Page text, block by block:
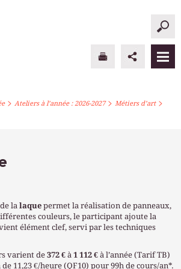
PARIS ATELIERS
ATELIERS À L’ANNÉE
INFOS PRATIQUES
> Ateliers à l’année : 2026-2027> Métiers d’art>
la laque permet la réalisation de panneaux,
couleurs, le participant ajoute la
élément clef, servi par les techniques
varient de 372 € à 1 112 € à l’année (Tarif TB)
11,23 €/heure (QF10) pour 99h de cours/an*.